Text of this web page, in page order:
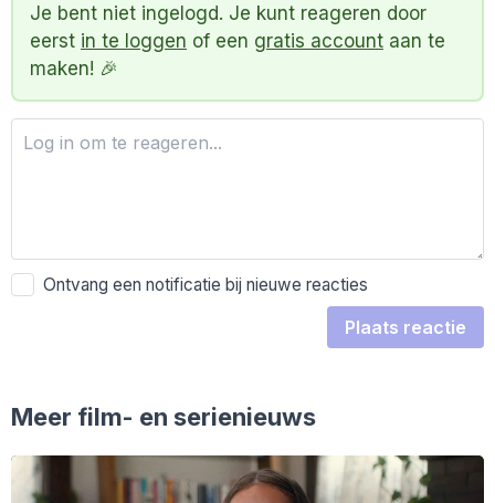
Je bent niet ingelogd. Je kunt reageren door
eerst in te loggen of een gratis account aan te
maken! 🎉
Ontvang een notificatie bij nieuwe reacties
Plaats reactie
Meer film- en serienieuws